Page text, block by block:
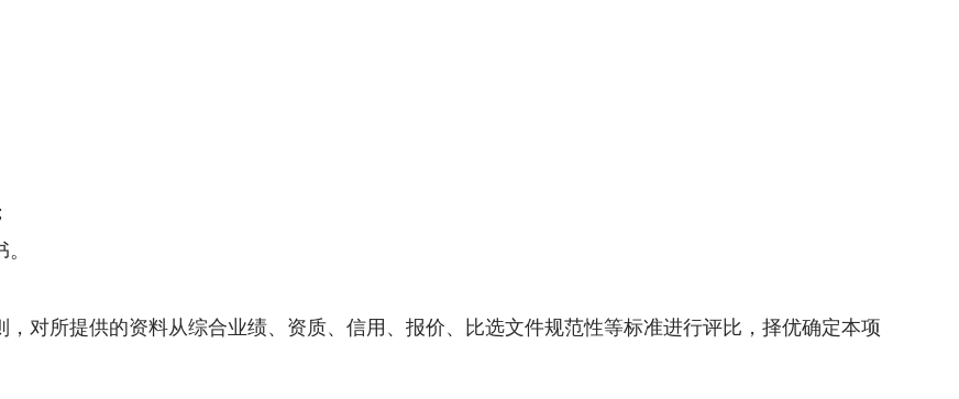
对所提供的资料从综合业绩、资质、信用、报价、比选文件规范性等标准进行评比，择优确定本项